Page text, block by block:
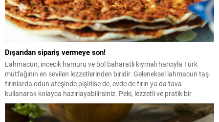
Dışarıdan sipariş vermeye son!
Lahmacun, incecik hamuru ve bol baharatlı kıymalı harcıyla Türk
mutfağının en sevilen lezzetlerinden biridir. Geleneksel lahmacun taş
fırınlarda odun ateşinde pişirilse de, evde de fırın ya da tava
kullanarak kolayca hazırlayabilirsiniz. Peki, lezzetli ve pratik bir
lahmacun yapmanın püf noktaları nelerdir? İşte, evde zahmetsizce
uygulayabileceğiniz pratik lahmacun tarifi!